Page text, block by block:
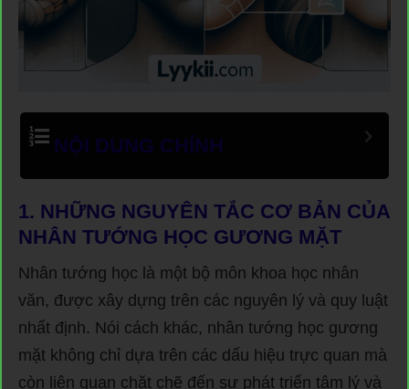
NỘI DUNG CHÍNH
1. NHỮNG NGUYÊN TẮC CƠ BẢN CỦA
NHÂN TƯỚNG HỌC GƯƠNG MẶT
Nhân tướng học là một bộ môn khoa học nhân
văn, được xây dựng trên các nguyên lý và quy luật
nhất định. Nói cách khác, nhân tướng học gương
mặt không chỉ dựa trên các dấu hiệu trực quan mà
còn liên quan chặt chẽ đến sự phát triển tâm lý và